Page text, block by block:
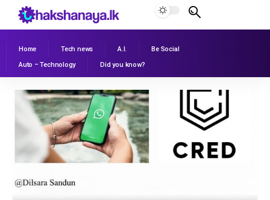
Home Tech news A.I.
Be Social
Auto – Technology
Did you know?